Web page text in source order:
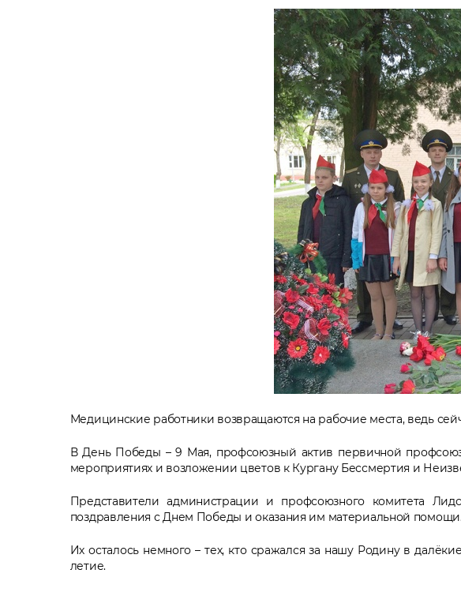
Медицинские работники возвращаются на рабочие места, ведь
В День Победы – 9 Мая, профсоюзный актив первичной
мероприятиях и возложении цветов к Кургану Бессмертия и
Представители администрации и профсоюзного комитета
поздравления с Днем Победы и оказания им материальной помощи.
Их осталось немного – тех, кто сражался за нашу Родину в
летие.